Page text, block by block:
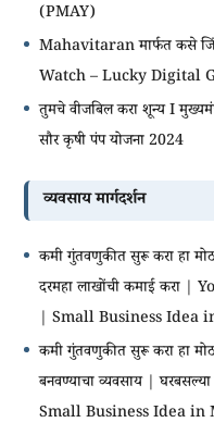
(PMAY)
Mahavitaran मार्फत कसे
Watch – Lucky Digital
तुमचे वीजबिल करा शून्य I
सौर कृषी पंप योजना 2024
व्यवसाय मार्गदर्शन
कमी गुंतवणुकीत सुरू करा हा
दरमहा लाखोंची कमाई करा
| Small Business Idea
कमी गुंतवणुकीत सुरू करा हा
बनवण्याचा व्यवसाय |
Small Business Idea